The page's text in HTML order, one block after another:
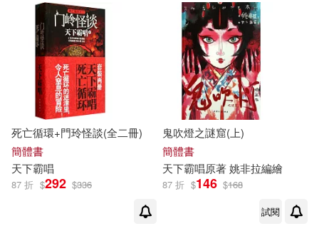
死亡循環+門玲怪談(全二冊)
簡體書
天下霸唱
87 折 $292 $336
鬼吹燈之謎窟(上)
簡體書
天下霸唱原著 姚非拉編繪
87 折 $146 $168
試閱